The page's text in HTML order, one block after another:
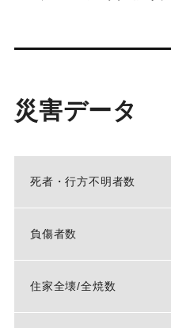
災害データ
死者・行方不明者数
負傷者数
住家全壊/全焼数